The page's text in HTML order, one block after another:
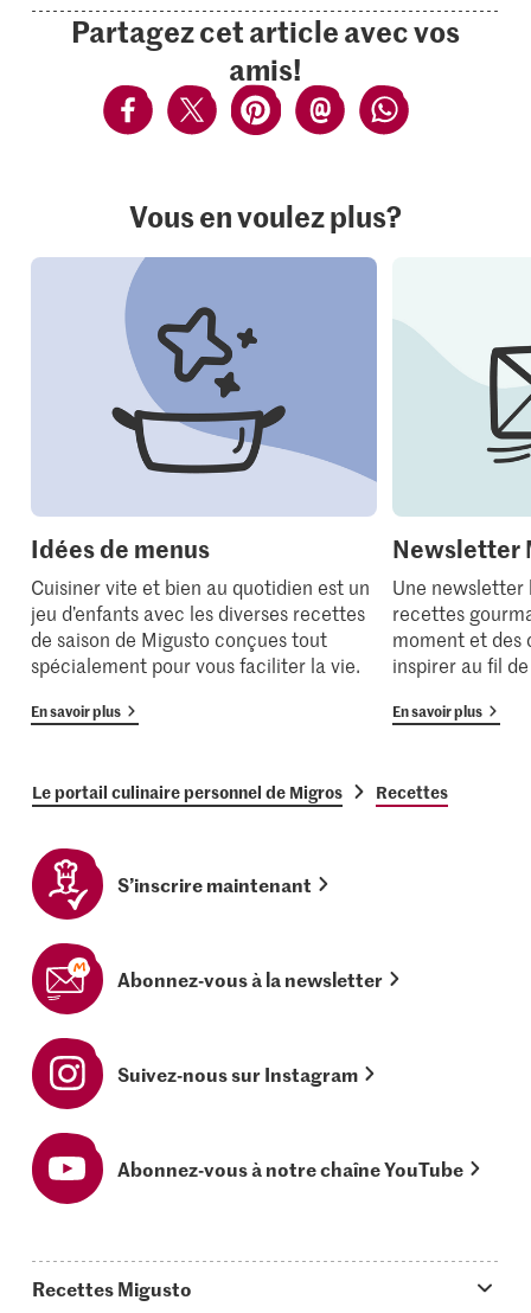
Partagez cet article avec vos
amis!
Vous en voulez plus?
Idées de menus
Cuisiner vite et bien au quotidien est un
jeu d’enfants avec les diverses recettes
de saison de Migusto conçues tout
spécialement pour vous faciliter la vie.
En savoir plus
Newsletter
Une newsletter
recettes
moment et des
inspirer au fil
En savoir plus
Le portail culinaire personnel de Migros Recettes
S’inscrire maintenant
Abonnez-vous à la newsletter
Suivez-nous sur Instagram
Abonnez-vous à notre chaîne YouTube
Recettes Migusto